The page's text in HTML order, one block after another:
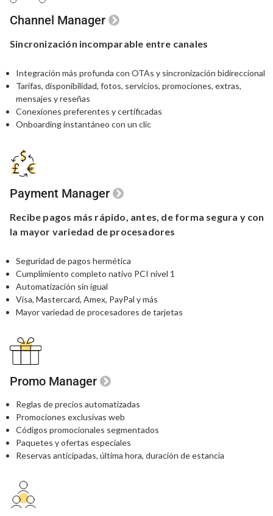
Channel Manager
Sincronización incomparable entre canales
Integración más profunda con OTAs y sincronización bidireccional
Tarifas, disponibilidad, fotos, servicios, promociones, extras,
mensajes y reseñas
Conexiones preferentes y certificadas
Onboarding instantáneo con un clic
Payment Manager
Recibe pagos más rápido, antes, de forma segura y con
la mayor variedad de procesadores
Seguridad de pagos hermética
Cumplimiento completo nativo PCI nivel 1
Automatización sin igual
Visa, Mastercard, Amex, PayPal y más
Mayor variedad de procesadores de tarjetas
Promo Manager
Reglas de precios automatizadas
Promociones exclusivas web
Códigos promocionales segmentados
Paquetes y ofertas especiales
Reservas anticipadas, última hora, duración de estancia